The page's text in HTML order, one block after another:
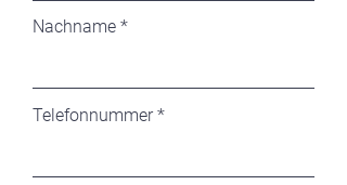
Nachname
Telefonnummer